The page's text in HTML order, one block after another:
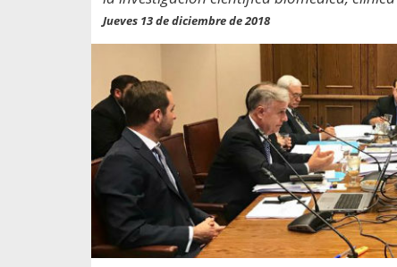
Jueves 13 de diciembre de 2018
entregados por la
sobre viajes al extranjero
propaga a un gran